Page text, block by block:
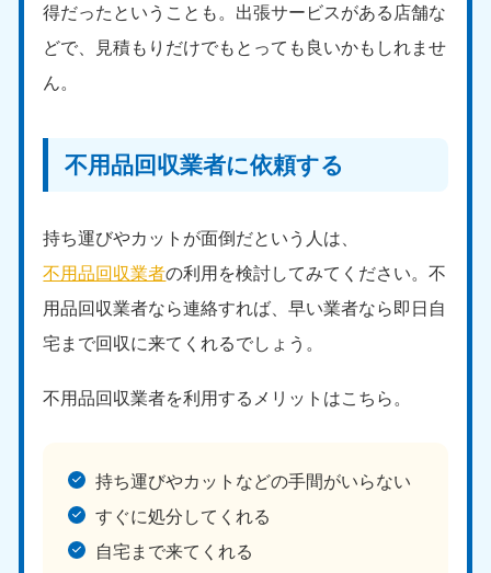
得だったということも。出張サービスがある店舗な
どで、見積もりだけでもとっても良いかもしれませ
ん。
不用品回収業者に依頼する
持ち運びやカットが面倒だという人は、
不用品回収業者の利用を検討してみてください。不
用品回収業者なら連絡すれば、早い業者なら即日自
宅まで回収に来てくれるでしょう。
不用品回収業者を利用するメリットはこちら。
持ち運びやカットなどの手間がいらない
すぐに処分してくれる
自宅まで来てくれる